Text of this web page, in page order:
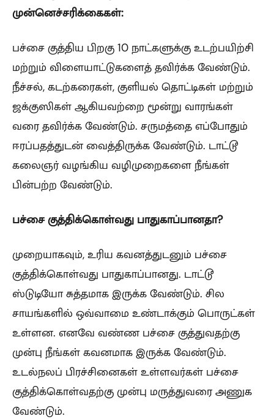
முன்னெச்சரிக்கைகள்:
பச்சை குத்திய பிறகு 10 நாட்களுக்கு உடற்பயிற்சி
மற்றும் விளையாட்டுகளைத் தவிர்க்க வேண்டும்.
நீச்சல், கடற்கரைகள், குளியல் தொட்டிகள் மற்றும்
ஜக்குஸிகள் ஆகியவற்றை மூன்று வாரங்கள்
வரை தவிர்க்க வேண்டும். சருமத்தை எப்போதும்
ஈரப்பதத்துடன் வைத்திருக்க வேண்டும். டாட்டூ
கலைஞர் வழங்கிய வழிமுறைகளை நீங்கள்
பின்பற்ற வேண்டும்.
பச்சை குத்திக்கொள்வது பாதுகாப்பானதா?
முறையாகவும், உரிய கவனத்துடனும் பச்சை
குத்திக்கொள்வது பாதுகாப்பானது. டாட்டூ
ஸ்டுடியோ சுத்தமாக இருக்க வேண்டும். சில
சாயங்களில் ஒவ்வாமை உண்டாக்கும் பொருட்கள்
உள்ளன. எனவே வண்ண பச்சை குத்துவதற்கு
முன்பு நீங்கள் கவனமாக இருக்க வேண்டும்.
உடல்நலப் பிரச்சினைகள் உள்ளவர்கள் பச்சை
குத்திக்கொள்வதற்கு முன்பு மருத்துவரை அணுக
வேண்டும்.